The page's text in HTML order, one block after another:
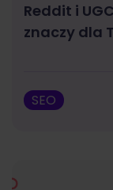
Reddit i
znaczy dla
SEO